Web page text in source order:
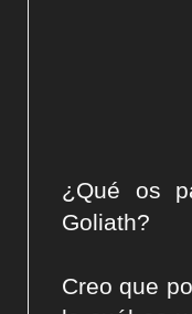
¿Qué os
Goliath?
Creo que